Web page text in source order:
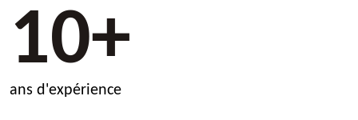
10+
ans d'expérience